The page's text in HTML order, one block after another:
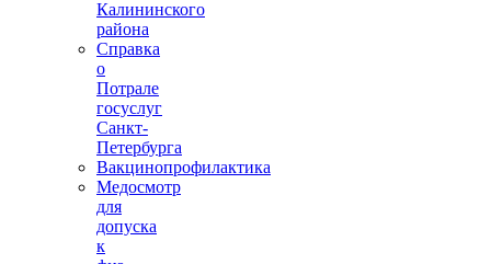
Калининского
района
Справка
о
Потрале
госуслуг
Санкт-
Петербурга
Вакцинопрофилактика
Медосмотр
для
допуска
к